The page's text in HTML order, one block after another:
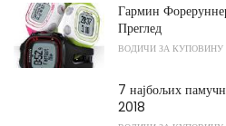
Гармин
Преглед
ВОДИЧИ ЗА КУПОВИНУ
7 најбољих
2018